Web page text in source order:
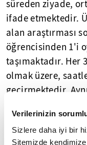
Verilerinizin
Sizlere daha iyi bir
Sitemizde
süreden ziyade,
ifade etmektedir.
alan araştırması
öğrencisinden 1'i
taşımaktadır. Her
olmak üzere,
geçirmektedir.
oyunlarının
Erkekler daha